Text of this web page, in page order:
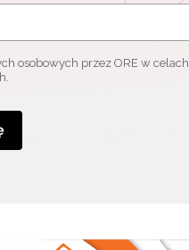
osobowych przez ORE w celach